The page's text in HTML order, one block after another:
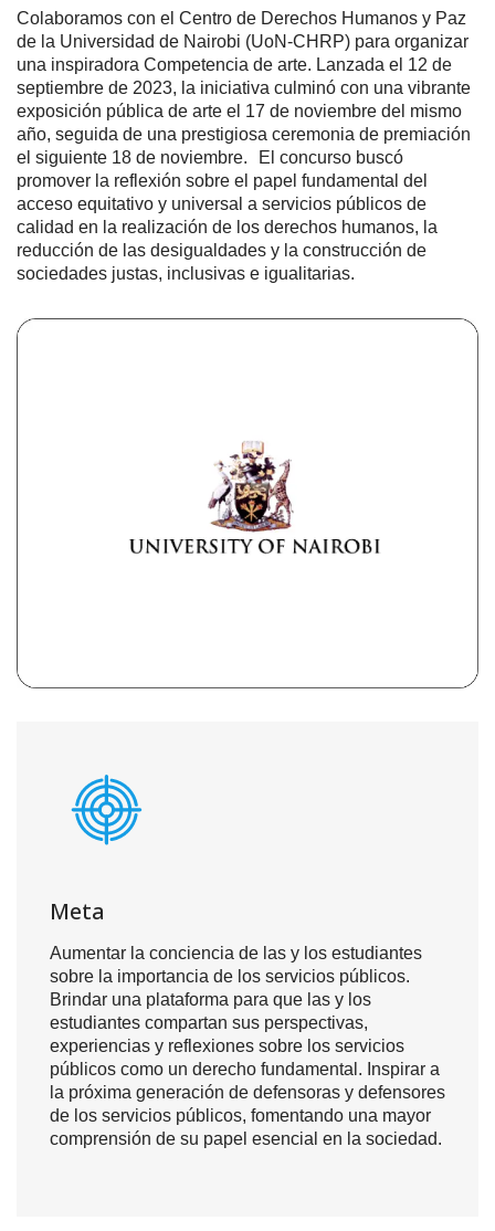
Colaboramos con el Centro de Derechos Humanos y Paz
de la Universidad de Nairobi (UoN-CHRP) para organizar
una inspiradora Competencia de arte. Lanzada el 12 de
septiembre de 2023, la iniciativa culminó con una vibrante
exposición pública de arte el 17 de noviembre del mismo
año, seguida de una prestigiosa ceremonia de premiación
el siguiente 18 de noviembre. El concurso buscó
promover la reflexión sobre el papel fundamental del
acceso equitativo y universal a servicios públicos de
calidad en la realización de los derechos humanos, la
reducción de las desigualdades y la construcción de
sociedades justas, inclusivas e igualitarias.
Meta
Aumentar la conciencia de las y los estudiantes
sobre la importancia de los servicios públicos.
Brindar una plataforma para que las y los
estudiantes compartan sus perspectivas,
experiencias y reflexiones sobre los servicios
públicos como un derecho fundamental. Inspirar a
la próxima generación de defensoras y defensores
de los servicios públicos, fomentando una mayor
comprensión de su papel esencial en la sociedad.